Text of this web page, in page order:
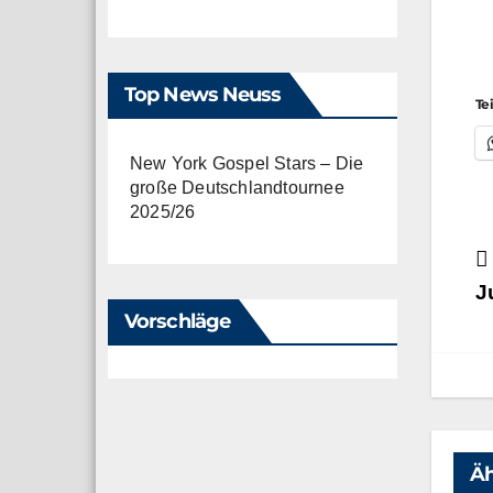
Top News Neuss
New York Gospel Stars – Die
große Deutschlandtournee
2025/26
Vorschläge